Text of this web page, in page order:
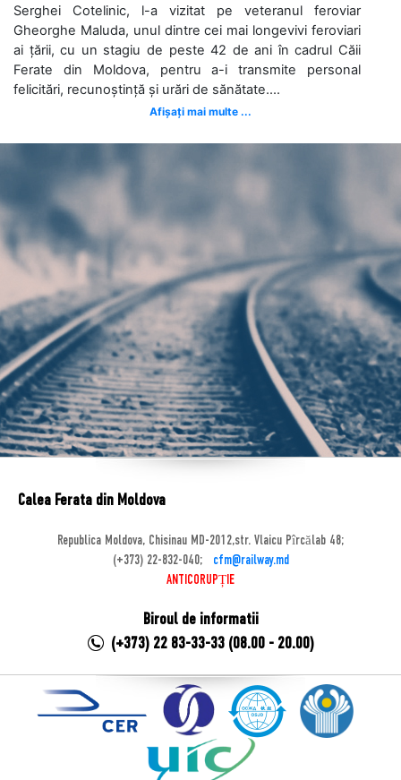
Serghei Cotelinic, l-a vizitat pe veteranul feroviar
Gheorghe Maluda, unul dintre cei mai longevivi feroviari
ai țării, cu un stagiu de peste 42 de ani în cadrul Căii
Ferate din Moldova, pentru a-i transmite personal
felicitări, recunoștință și urări de sănătate....
Afișați mai multe ...
Calea Ferata din Moldova
Republica Moldova, Chisinau MD-2012,str. Vlaicu Pîrcălab 48;
(+373) 22-832-040;
cfm@railway.md
ANTICORUPȚIE
Biroul de informatii
(+373) 22 83-33-33 (08.00 - 20.00)